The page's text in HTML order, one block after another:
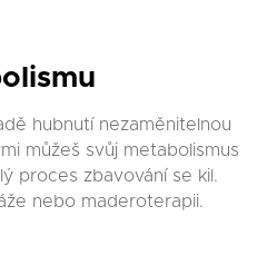
hubnutí nezaměnitelnou
můžeš svůj metabolismus
proces zbavování se kil.
nebo maderoterapii.